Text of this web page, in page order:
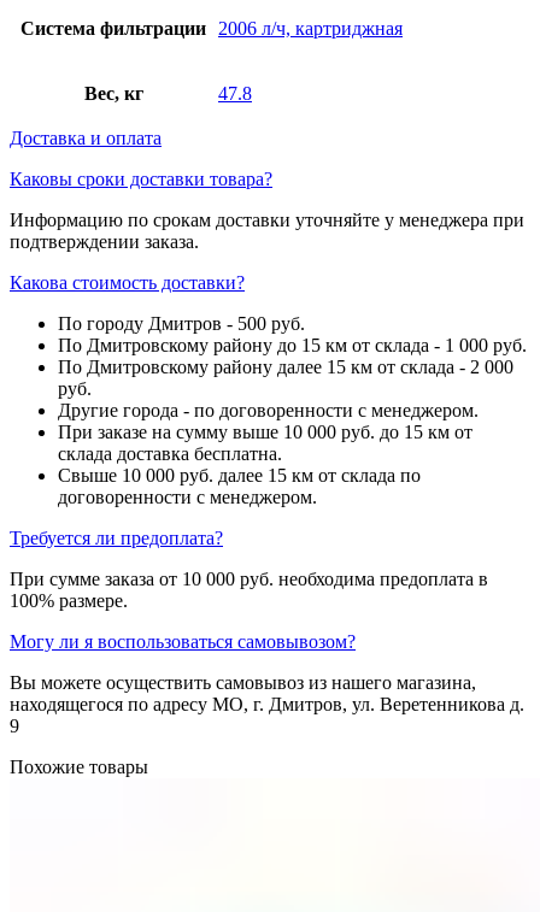
Система фильтрации 2006 л/ч, картриджная
Вес, кг 47.8
Доставка и оплата
Каковы сроки доставки товара?
Информацию по срокам доставки уточняйте у менеджера при
подтверждении заказа.
Какова стоимость доставки?
По городу Дмитров - 500 руб.
По Дмитровскому району до 15 км от склада - 1 000 руб.
По Дмитровскому району далее 15 км от склада - 2 000
руб.
Другие города - по договоренности с менеджером.
При заказе на сумму выше 10 000 руб. до 15 км от
склада доставка бесплатна.
Свыше 10 000 руб. далее 15 км от склада по
договоренности с менеджером.
Требуется ли предоплата?
При сумме заказа от 10 000 руб. необходима предоплата в
100% размере.
Могу ли я воспользоваться самовывозом?
Вы можете осуществить самовывоз из нашего магазина,
находящегося по адресу МО, г. Дмитров, ул. Веретенникова д.
9
Похожие товары